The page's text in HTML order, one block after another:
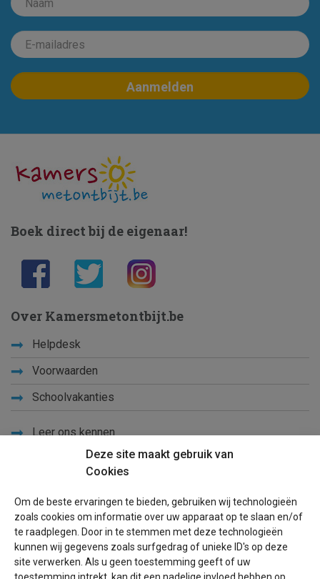
Deze site maakt gebruik van
Cookies
Om de beste ervaringen te bieden, gebruiken wij technologieën
zoals cookies om informatie over uw apparaat op te slaan en/of
te raadplegen. Door in te stemmen met deze technologieën
kunnen wij gegevens zoals surfgedrag of unieke ID's op deze
site verwerken. Als u geen toestemming geeft of uw
Boek direct bij de eigenaar!
Over Kamersmetontbijt.be
Helpdesk
Voorwaarden
Schoolvakanties
Leer ons kennen
Sitemap
Blog
Voor eigenaren